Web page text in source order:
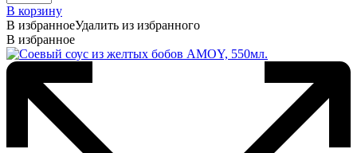
В корзину
В избранноеУдалить из избранного
В избранное